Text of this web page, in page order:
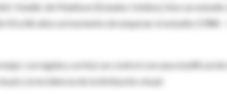
Health, de Madison (Estados Unidos), hizo un
43 a 86 años al momento de empezar el estudio (1988
mejor corregida y se hizo un control con una
y la incidencia de la limitación visual.